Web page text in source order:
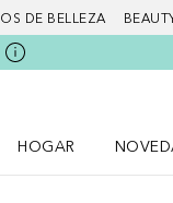
DE BELLEZA
HOGAR